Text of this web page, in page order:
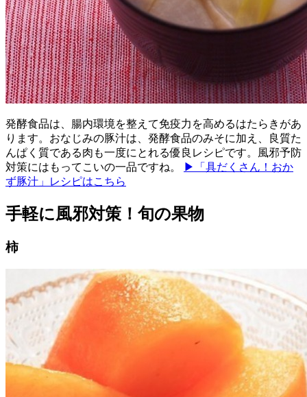
発酵食品は、腸内環境を整えて免疫力を高めるはたらきがあ
ります。おなじみの豚汁は、発酵食品のみそに加え、良質た
んぱく質である肉も一度にとれる優良レシピです。風邪予防
対策にはもってこいの一品ですね。
▶「具だくさん！おか
ず豚汁」レシピはこちら
手軽に風邪対策！旬の果物
柿